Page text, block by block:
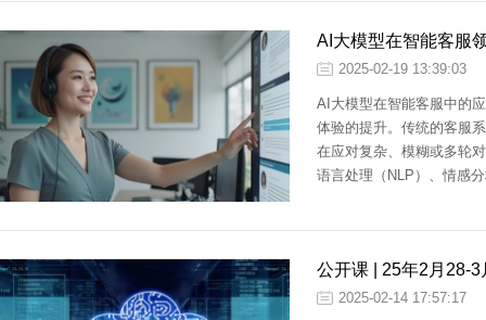
AI大模型在智能客服
2025-02-19 13:39:03
AI大模型在智能客服中的
体验的提升。传统的客服
在应对复杂、模糊或多轮
语言处理（NLP）、情感
公开课 | 25年2月28-
2025-02-14 17:57:17